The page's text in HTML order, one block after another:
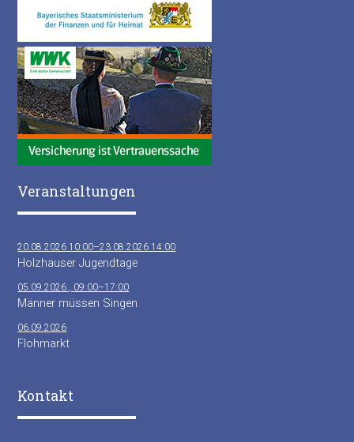
Veranstaltungen
20.08.2026 10:00–23.08.2026 14:00
Holzhauser Jugendtage
05.09.2026 , 09:00–17:00
Männer müssen Singen
06.09.2026
Flohmarkt
Kontakt